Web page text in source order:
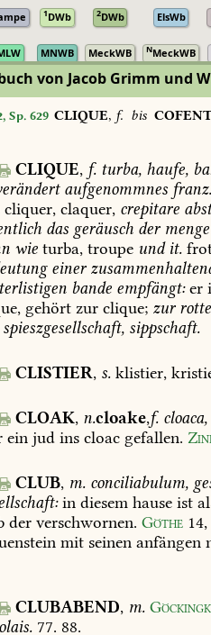
1DWb 2DWb ElsWb
MNWB MeckWB NMeckWB
von Jacob Grimm und
Sp. 629 CLIQUE, f. bis COFENT
CLIQUE, f. turba,haufe,
aufgenommnes
cliquer, claquer, crepitare
das geräusch dermenge
wie turba, troupe undit.
einer
bande empfängt:er
gehört zur clique; zur
sippschaft.
CLISTIER, s.klistier,
CLOAK, n.cloake,f. cloaca,
ein jud ins cloac gefallen.
CLUB, m. conciliabulum,
in diesem hause ist
der verschwornen. Göthe 14,
mit seinen anfängen
CLUBABEND, m. Göckingk
77. 88.